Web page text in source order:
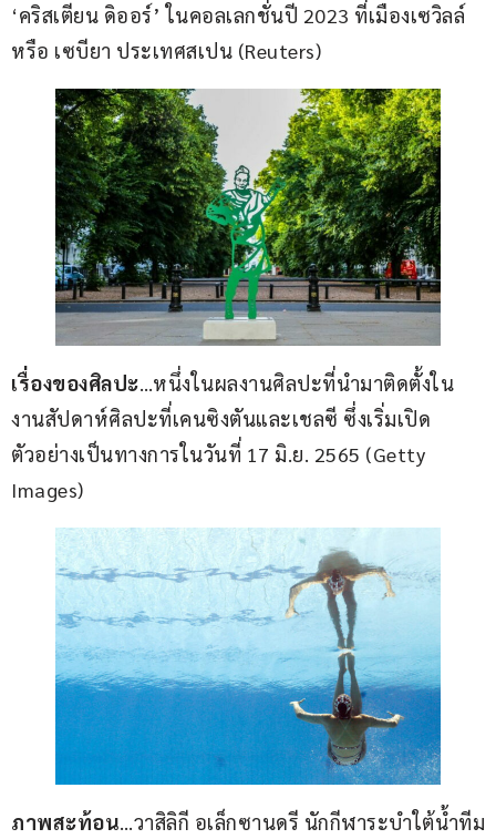
‘คริสเตียน ดิออร์’ ในคอลเลกชั่นปี 2023 ที่เมืองเซวิลล์
หรือ เซบียา ประเทศสเปน (Reuters)
เรื่องของศิลปะ …หนึ่งในผลงานศิลปะที่นำมาติดตั้งใน
งานสัปดาห์ศิลปะที่เคนซิงตันและเชลซี ซึ่งเริ่มเปิด
ตัวอย่างเป็นทางการในวันที่ 17 มิ.ย. 2565 (Getty
Images)
ภาพสะท้อน …วาสิลิกี อเล็กซานดรี นักกีฬาระบำใต้น้ำทีม